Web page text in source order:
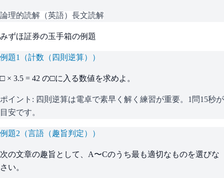
論理的読解（英語） 長文読解
みずほ証券の玉手箱の例題
例題1 （計数（四則逆算） ）
□ × 3.5 = 42 の□に入る数値を求めよ。
ポイント: 四則逆算は電卓で素早く解く練習が重要。1問15秒が
目安です。
例題2 （言語（趣旨判定） ）
次の文章の趣旨として、A〜Cのうち最も適切なものを選びな
さい。